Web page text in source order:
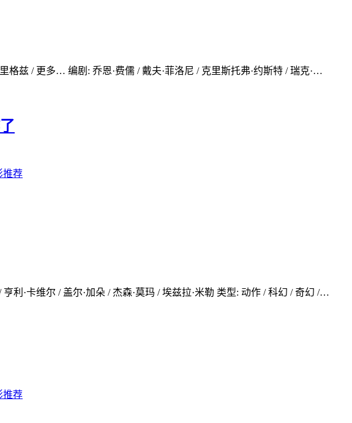
格兹 / 更多… 编剧: 乔恩·费儒 / 戴夫·菲洛尼 / 克里斯托弗·约斯特 / 瑞克·…
推荐
利·卡维尔 / 盖尔·加朵 / 杰森·莫玛 / 埃兹拉·米勒 类型: 动作 / 科幻 / 奇幻 /…
推荐